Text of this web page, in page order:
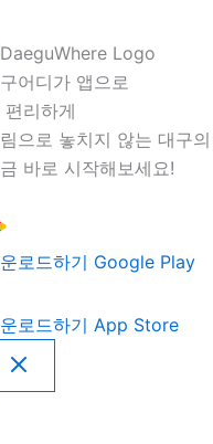
어디가 앱으로
편리하게
으로 놓치지 않는 대구
바로 시작해보세요!
로드하기 Google Play
로드하기 App Store